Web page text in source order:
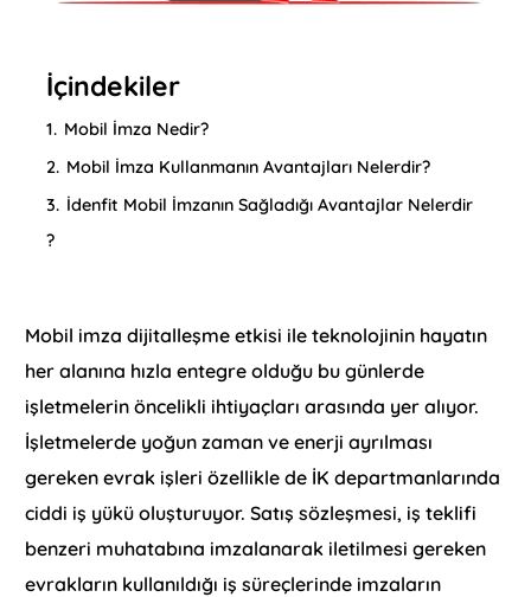
İçindekiler
1. Mobil İmza Nedir?
2. Mobil İmza Kullanmanın Avantajları Nelerdir?
3. İdenfit Mobil İmzanın Sağladığı Avantajlar Nelerdir
?
Mobil imza dijitalleşme etkisi ile teknolojinin hayatın
her alanına hızla entegre olduğu bu günlerde
işletmelerin öncelikli ihtiyaçları arasında yer alıyor.
İşletmelerde yoğun zaman ve enerji ayrılması
gereken evrak işleri özellikle de İK departmanlarında
ciddi iş yükü oluşturuyor. Satış sözleşmesi, iş teklifi
benzeri muhatabına imzalanarak iletilmesi gereken
evrakların kullanıldığı iş süreçlerinde imzaların